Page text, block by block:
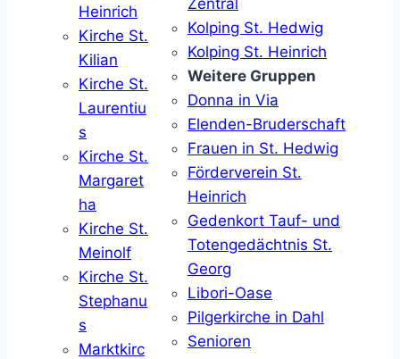
Heinrich
Kirche St.
Kilian
Kirche St.
Laurentiu
s
Kirche St.
Margaret
ha
Kirche St.
Meinolf
Kirche St.
Stephanu
s
Marktkirc
Zentral
Kolping St. Hedwig
Kolping St. Heinrich
Weitere Gruppen
Donna in Via
Elenden-Bruderschaft
Frauen in St. Hedwig
Förderverein St.
Heinrich
Gedenkort Tauf- und
Totengedächtnis St.
Georg
Libori-Oase
Pilgerkirche in Dahl
Senioren